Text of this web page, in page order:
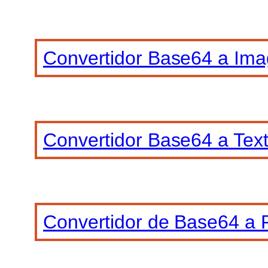
Convertidor Base64 a
Convertidor Base64 a
Convertidor de Base64 a